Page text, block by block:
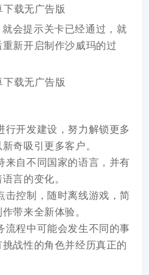
会提示关卡已经通过，就
新开启制作沙威玛的过
行开发建设，努力解锁更多
奇吸引更多客户。
来自不同国家的语言，并有
言的变化。
击控制，随时离线游戏，简
带来全新体验。
流程中可能会发生不同的事
战性的角色并经历真正的